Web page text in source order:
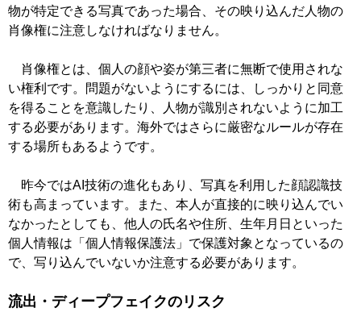
物が特定できる写真であった場合、その映り込んだ人物の
肖像権に注意しなければなりません。
肖像権とは、個人の顔や姿が第三者に無断で使用されな
い権利です。問題がないようにするには、しっかりと同意
を得ることを意識したり、人物が識別されないように加工
する必要があります。海外ではさらに厳密なルールが存在
する場所もあるようです。
昨今ではAI技術の進化もあり、写真を利用した顔認識技
術も高まっています。また、本人が直接的に映り込んでい
なかったとしても、他人の氏名や住所、生年月日といった
個人情報は「個人情報保護法」で保護対象となっているの
で、写り込んでいないか注意する必要があります。
流出・ディープフェイクのリスク